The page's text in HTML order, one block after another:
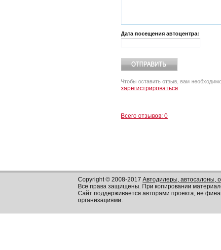
Дата посещения автоцентра:
Чтобы оставить отзыв, вам
зарегистрироваться
Всего отзывов: 0
Copyright © 2008-2017 Автодилеры, автосалоны,
Все права защищены. При копировании
Сайт поддерживается авторами проекта, не
организациями.